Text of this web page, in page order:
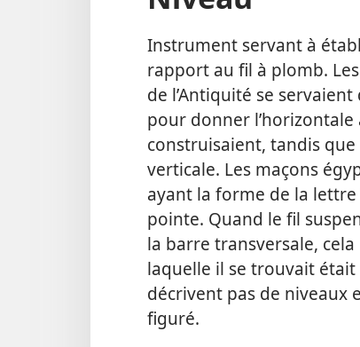
Instrument servant à
rapport au fil à plomb.
de l’Antiquité se servaient
pour donner l’horizontale
construisaient, tandis
verticale. Les maçons
ayant la forme de la lettre
pointe. Quand le fil
la barre transversale,
laquelle il se trouvait était
décrivent pas de niveaux
figuré.